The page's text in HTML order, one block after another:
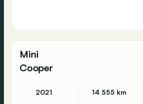
Mini
Cooper
2021 14 555 km